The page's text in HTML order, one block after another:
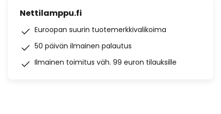
Nettilamppu.fi
Euroopan suurin tuotemerkkivalikoima
50 päivän ilmainen palautus
Ilmainen toimitus väh. 99 euron tilauksille